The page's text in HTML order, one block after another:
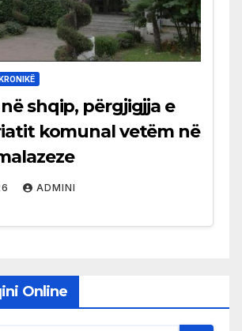
shqip, përgjigjja e
komunal vetëm në
ADMINI
Online